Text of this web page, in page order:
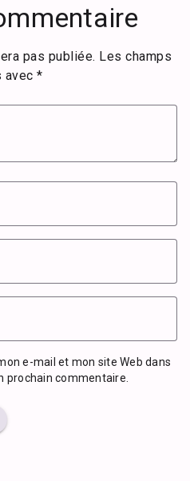
pas publiée. Les champs
avec *
e-mail et mon site Web dans
prochain commentaire.